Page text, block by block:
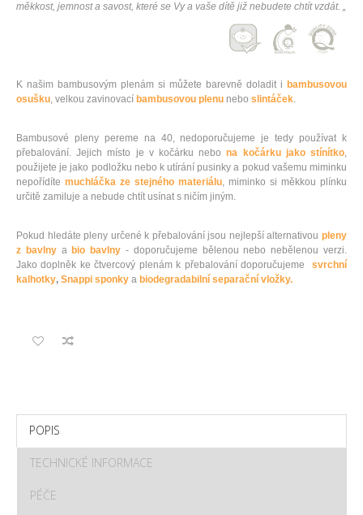
měkkost, jemnost a savost, které se Vy a vaše dítě již nebudete chtít vzdát. „
K našim bambusovým plenám si můžete barevně doladit i bambusovou
osušku, velkou zavinovací bambusovou plenu nebo slintáček.
Bambusové pleny pereme na 40, nedoporučujeme je tedy používat k
přebalování. Jejich místo je v kočárku nebona kočárku jako stínítko,
použijete je jako podložku nebo k utírání pusinky a pokud vašemu miminku
nepořídíte muchláčka ze stejného materiálu, miminko si měkkou plínku
určitě zamiluje a nebude chtít usínat s ničím jiným.
Pokud hledáte pleny určené k přebalování jsou nejlepší alternativou pleny
z bavlnya bio bavlny - doporučujeme bělenou nebo nebělenou verzi.
Jako doplněk ke čtvercový plenám k přebalování doporučujeme svrchní
kalhotky, Snappi sponky a biodegradabilní separační vložky.
POPIS
TECHNICKÉ INFORMACE
PÉČE